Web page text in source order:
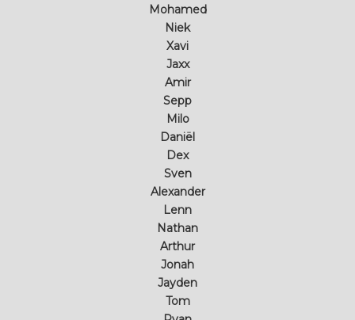
Mohamed
Niek
Xavi
Jaxx
Amir
Sepp
Milo
Daniël
Dex
Sven
Alexander
Lenn
Nathan
Arthur
Jonah
Jayden
Tom